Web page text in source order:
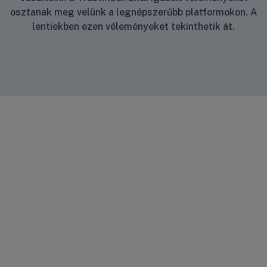
osztanak meg velünk a legnépszerűbb platformokon. A
lentiekben ezen véleményeket tekinthetik át.